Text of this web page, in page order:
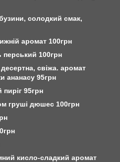
солодкий смак,
аромат 100грн
100грн
свіжа. аромат
ананасу 95грн
95грн
груші дюшес 100грн
кисло-сладкий аромат